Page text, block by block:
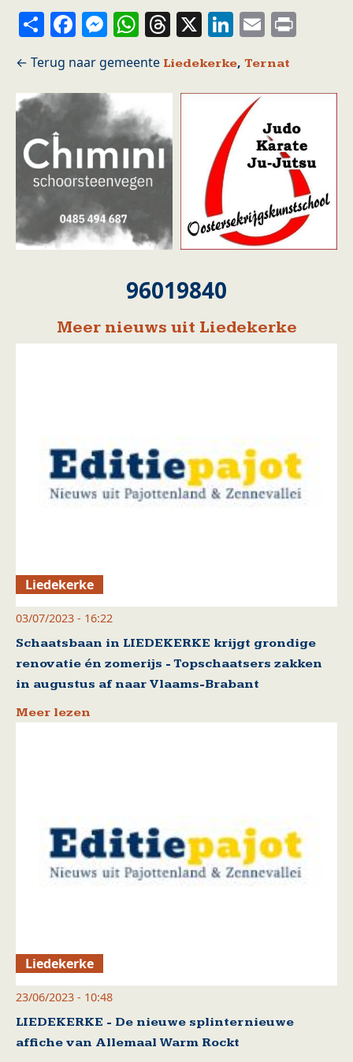
ShareFacebook
Messenger
WhatsApp
Threads
X LinkedIn
Email
Liedekerke, Ternat
96019840
Meer nieuws uit Liedekerke
Liedekerke
03/07/2023 - 16:22
Schaatsbaan in LIEDEKERKE krijgt grondige
renovatie én zomerijs - Topschaatsers zakken
in augustus af naar Vlaams-Brabant
Meer lezen
Liedekerke
23/06/2023 - 10:48
LIEDEKERKE - De nieuwe splinternieuwe
affiche van Allemaal Warm Rockt